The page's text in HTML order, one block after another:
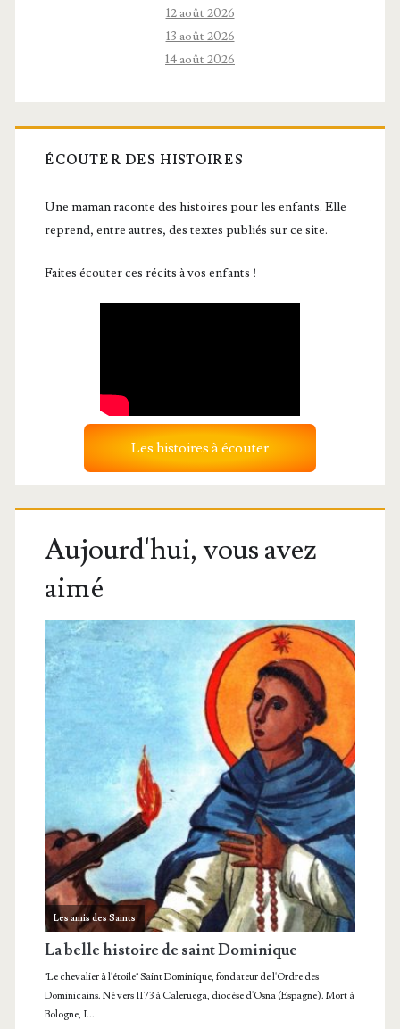
12 août 2026
13 août 2026
14 août 2026
ÉCOUTER DES HISTOIRES
Une maman raconte des histoires pour les enfants. Elle
reprend, entre autres, des textes publiés sur ce site.
Faites écouter ces récits à vos enfants !
Les histoires à écouter
Aujourd'hui, vous avez
aimé